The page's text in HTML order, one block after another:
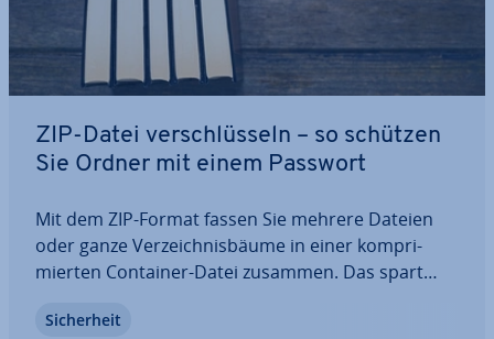
ZIP-Datei ver­schlüs­seln – so schützen
Sie Ordner mit einem Passwort
Mit dem ZIP-Format fassen Sie mehrere Dateien
oder ganze Ver­zeich­nis­bäu­me in einer kom­pri­
mier­ten Container-Datei zusammen. Das spart
Bei Bedarf können ZIP-Dateien auch ver­schlüs­selt
Si­cher­heit